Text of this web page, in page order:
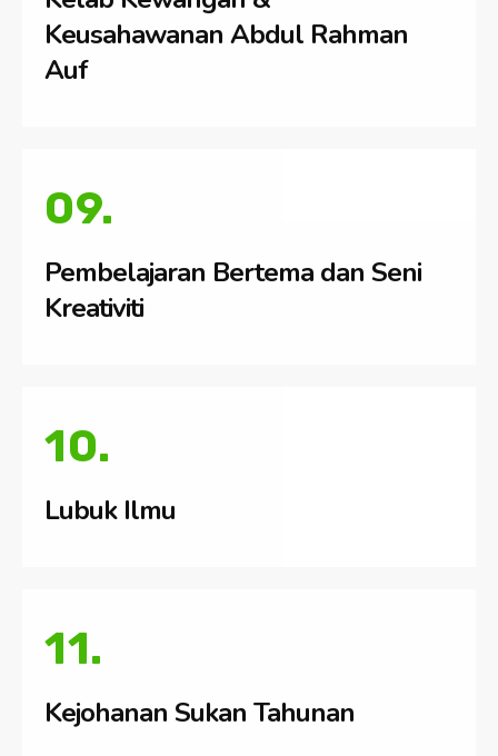
Keusahawanan Abdul Rahman
Auf
09.
Pembelajaran Bertema dan Seni
Kreativiti
10.
Lubuk Ilmu
11.
Kejohanan Sukan Tahunan